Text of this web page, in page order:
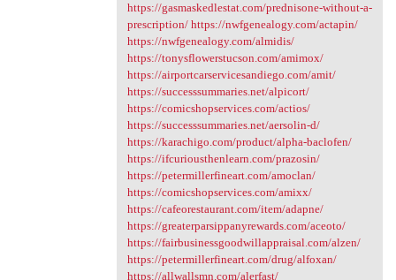
https://gasmaskedlestat.com/prednisone-without-a-
prescription/ https://nwfgenealogy.com/actapin/
https://nwfgenealogy.com/almidis/
https://tonysflowerstucson.com/amimox/
https://airportcarservicesandiego.com/amit/
https://successsummaries.net/alpicort/
https://comicshopservices.com/actios/
https://successsummaries.net/aersolin-d/
https://karachigo.com/product/alpha-baclofen/
https://ifcuriousthenlearn.com/prazosin/
https://petermillerfineart.com/amoclan/
https://comicshopservices.com/amixx/
https://cafeorestaurant.com/item/adapne/
https://greaterparsippanyrewards.com/aceoto/
https://fairbusinessgoodwillappraisal.com/alzen/
https://petermillerfineart.com/drug/alfoxan/
https://allwallsmn.com/alerfast/